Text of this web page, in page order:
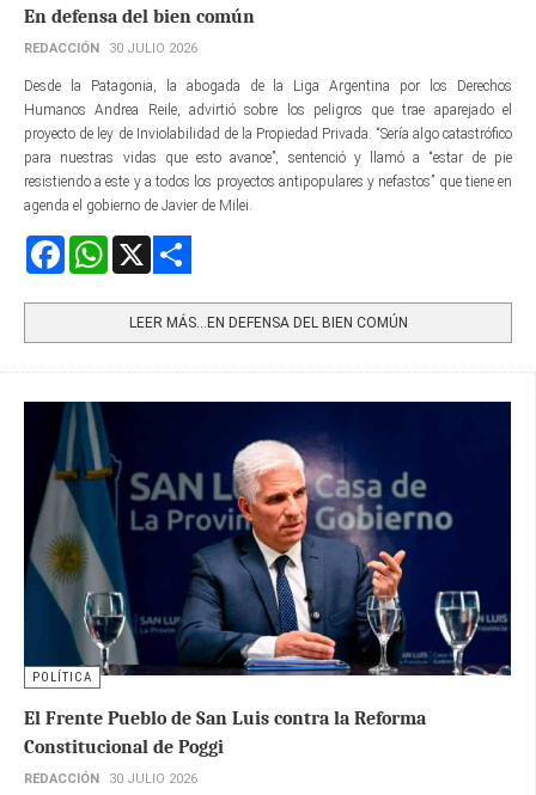
En defensa del bien común
REDACCIÓN 30 JULIO 2026
Desde la Patagonia, la abogada de la Liga Argentina por los Derechos
Humanos Andrea Reile, advirtió sobre los peligros que trae aparejado el
proyecto de ley de Inviolabilidad de la Propiedad Privada. “Sería algo catastrófico
para nuestras vidas que esto avance”, sentenció y llamó a “estar de pie
resistiendo a este y a todos los proyectos antipopulares y nefastos” que tiene en
agenda el gobierno de Javier de Milei.
FacebookWhatsApp
LEER MÁS…EN DEFENSA DEL BIEN COMÚN
POLÍTICA
El Frente Pueblo de San Luis contra la Reforma
Constitucional de Poggi
REDACCIÓN 30 JULIO 2026